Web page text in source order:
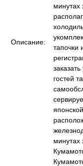
Описание:
тапочки
гостей
минутах